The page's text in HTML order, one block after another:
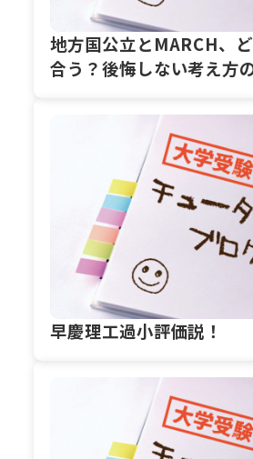
地方国公立とMARCH、
合う？後悔しない考え方
早慶理工過小評価説！